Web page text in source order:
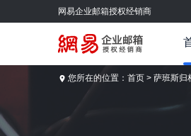
网易企业邮箱授权经销商
您所在的位置： 首页 > 萨班斯归